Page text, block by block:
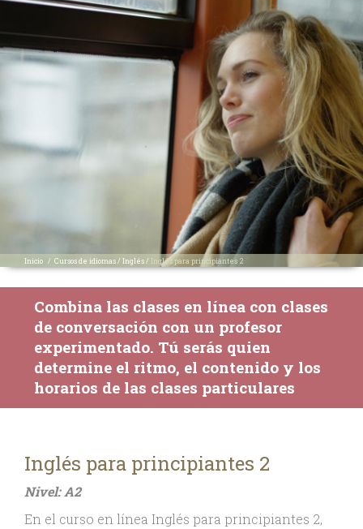
Inicio / Cursos de idiomas/ Inglés/ Inglés para principiantes 2
Combina las clases en línea con clases
de conversación con un profesor
experimentado. Tú serás quien
determine el ritmo, el contenido y los
horarios de las clases particulares
Inglés para principiantes 2
Nivel: A2
En el curso en línea Inglés para principiantes 2,